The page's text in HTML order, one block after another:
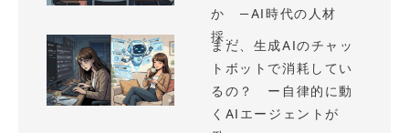
か —AI時代の人材
採...
まだ、生成AIのチャッ
トボットで消耗してい
るの？ ー自律的に動
くAIエージェントが